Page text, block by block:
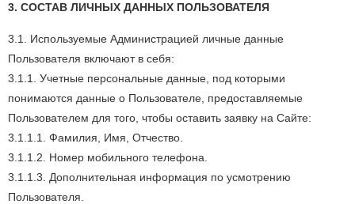
3. СОСТАВ ЛИЧНЫХ ДАННЫХ ПОЛЬЗОВАТЕЛЯ
3.1. Используемые Администрацией личные данные
Пользователя включают в себя:
3.1.1. Учетные персональные данные, под которыми
понимаются данные о Пользователе, предоставляемые
Пользователем для того, чтобы оставить заявку на Сайте:
3.1.1.1. Фамилия, Имя, Отчество.
3.1.1.2. Номер мобильного телефона.
3.1.1.3. Дополнительная информация по усмотрению
Пользователя.